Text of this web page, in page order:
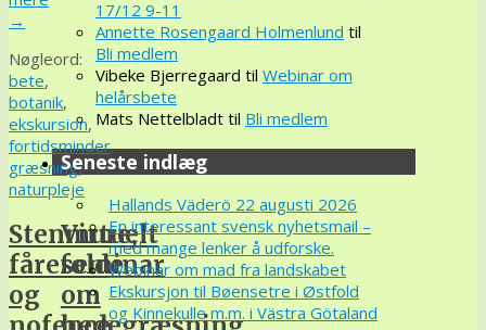
→
Nøgleord:
bete,
botanik,
ekskursion,
fortidsminder,
græsning,
naturpleje
Stenmure,
fårefolde
og
Virtuelt
seminar
om
17/12 9-11
Annette Rosengaard Holmenlund til
Bli medlem
Vibeke Bjerregaard til Webinar om
helårsbete
Mats Nettelbladt til Bli medlem
Seneste indlæg
Hallands Väderö 22 augusti 2026
En interessant svensk nyhetsmail –
med mange lenker å udforske.
Webinar om mad fra landskabet
Ekskursjon til Bøensetre i Østfold
og Kinnekulle m.m. i Västra Götaland